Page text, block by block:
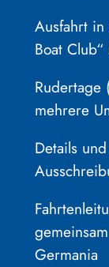
Ausfahrt in
Boat
mehrere
Details
Germania